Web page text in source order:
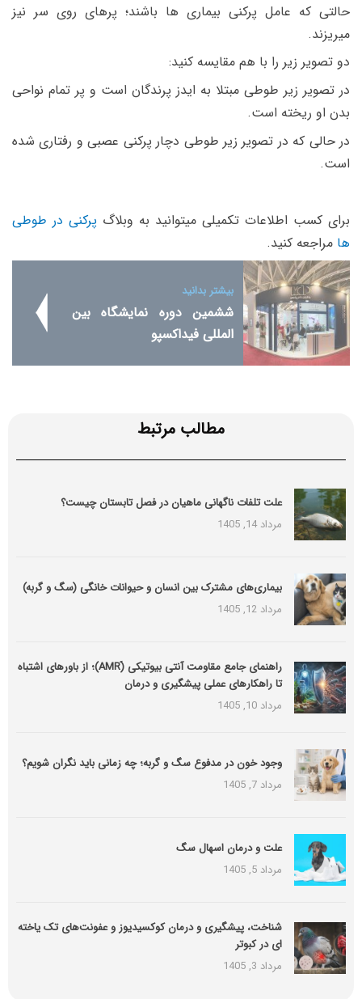
حالتی که عامل پرکنی بیماری ها باشند؛ پرهای روی سر نیز
میریزند.
دو تصویر زیر را با هم مقایسه کنید:
در تصویر زیر طوطی مبتلا به ایدز پرندگان است و پر تمام نواحی
بدن او ریخته است.
در حالی که در تصویر زیر طوطی دچار پرکنی عصبی و رفتاری شده
است.
برای کسب اطلاعات تکمیلی میتوانید به وبلاگ پرکنی در طوطی
ها مراجعه کنید.
بیشتر بدانید
ششمین دوره نمایشگاه بین
المللی فیداکسپو
مطالب مرتبط
علت تلفات ناگهانی ماهیان در فصل تابستان چیست؟
مرداد 14, 1405
بیماری‌های مشترک بین انسان و حیوانات خانگی (سگ و گربه)
مرداد 12, 1405
راهنمای جامع مقاومت آنتی بیوتیکی (َAMR)؛ از باورهای اشتباه
تا راهکارهای عملی پیشگیری و درمان
مرداد 10, 1405
وجود خون در مدفوع سگ و گربه؛ چه زمانی باید نگران شویم؟
مرداد 7, 1405
علت و درمان اسهال سگ
مرداد 5, 1405
شناخت، پیشگیری و درمان کوکسیدیوز و عفونت‌های تک یاخته
ای در کبوتر
مرداد 3, 1405